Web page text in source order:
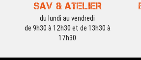
SAV & ATELIER
du lundi au vendredi
de 9h30 à 12h30 et de 13h30 à
17h30